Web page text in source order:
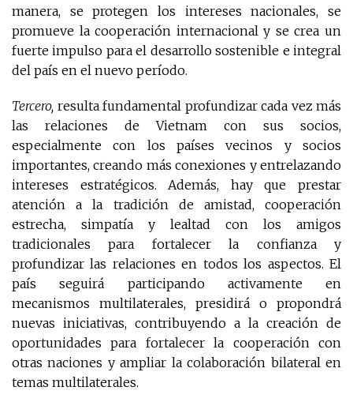
manera, se protegen los intereses nacionales, se
promueve la cooperación internacional y se crea un
fuerte impulso para el desarrollo sostenible e integral
del país en el nuevo período.
Tercero, resulta fundamental profundizar cada vez más
las relaciones de Vietnam con sus socios,
especialmente con los países vecinos y socios
importantes, creando más conexiones y entrelazando
intereses estratégicos. Además, hay que prestar
atención a la tradición de amistad, cooperación
estrecha, simpatía y lealtad con los amigos
tradicionales para fortalecer la confianza y
profundizar las relaciones en todos los aspectos. El
país seguirá participando activamente en
mecanismos multilaterales, presidirá o propondrá
nuevas iniciativas, contribuyendo a la creación de
oportunidades para fortalecer la cooperación con
otras naciones y ampliar la colaboración bilateral en
temas multilaterales.